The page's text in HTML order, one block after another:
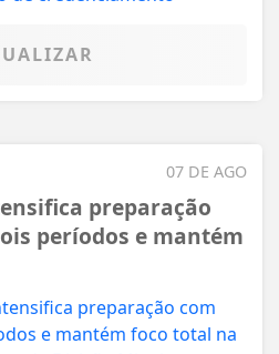
07 DE AGO
preparação
períodos e mantém